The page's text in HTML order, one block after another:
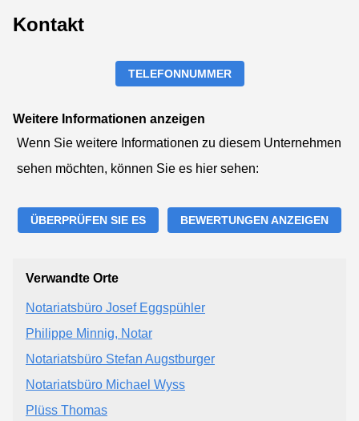
Kontakt
TELEFONNUMMER
Weitere Informationen anzeigen
Wenn Sie weitere Informationen zu diesem Unternehmen
sehen möchten, können Sie es hier sehen:
ÜBERPRÜFEN SIE ES BEWERTUNGEN ANZEIGEN
Verwandte Orte
Notariatsbüro Josef Eggspühler
Philippe Minnig, Notar
Notariatsbüro Stefan Augstburger
Notariatsbüro Michael Wyss
Plüss Thomas